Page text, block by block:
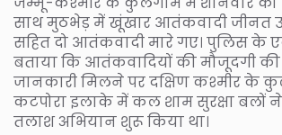
साथ मुठभेड़ में खूंखार आतंकवादी जीनत
सहित दो आतंकवादी मारे गए। पुलिस के
बताया कि आतंकवादियों की मौजूदगी
जानकारी मिलने पर दक्षिण कश्मीर के
कटपोरा इलाके में कल शाम सुरक्षा बलों
तलाश अभियान शुरू किया था।